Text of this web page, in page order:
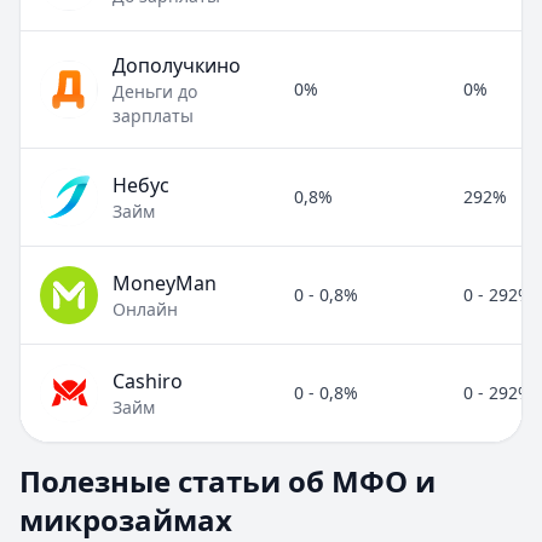
Дополучкино
Деньги до
зарплаты
0% 0%
Небус
Займ
0,8% 292%
MoneyMan
Онлайн
0 - 0,8% 0 - 292%
Cashiro
Займ
0 - 0,8% 0 - 292%
Раздел:МФО и микрозаймы. Всего статей: 8.
Займ под расписку
Полезные статьи об МФО и
микрозаймах